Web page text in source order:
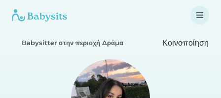
Babysitter στην περιοχή Δράμα Κοινοποίηση